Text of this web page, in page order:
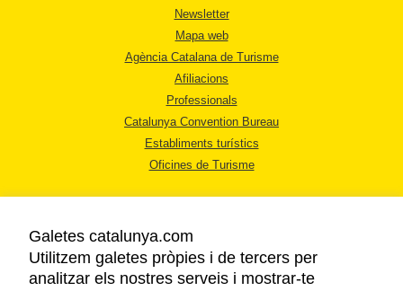
Newsletter
Mapa web
Agència Catalana de Turisme
Afiliacions
Professionals
Catalunya Convention Bureau
Establiments turístics
Oficines de Turisme
Galetes catalunya.com
Utilitzem galetes pròpies i de tercers per
analitzar els nostres serveis i mostrar-te